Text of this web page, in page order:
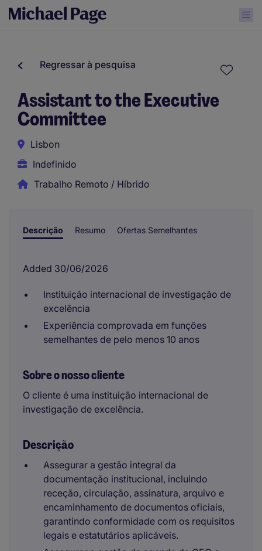
Regressar à pesquisa
Assistant to the Executive
Committee
Lisbon
Indefinido
Trabalho Remoto / Híbrido
Descrição Resumo Ofertas Semelhantes
Added 30/06/2026
Instituição internacional de investigação de
excelência
Experiência comprovada em funções
semelhantes de pelo menos 10 anos
Sobre o nosso cliente
O cliente é uma instituição internacional de
investigação de excelência.
Descrição
Assegurar a gestão integral da
documentação institucional, incluindo
receção, circulação, assinatura, arquivo e
encaminhamento de documentos oficiais,
garantindo conformidade com os requisitos
legais e estatutários aplicáveis.